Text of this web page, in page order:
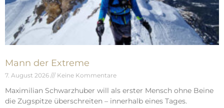
Mann der Extreme
7. August 2026 Keine Kommentare
Maximilian Schwarzhuber will als erster Mensch ohne Beine
die Zugspitze überschreiten – innerhalb eines Tages.